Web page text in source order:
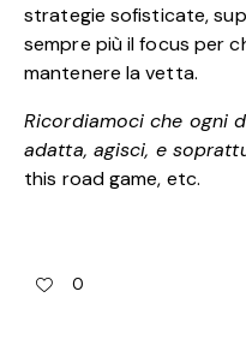
strategie sofisticate,
sempre più il focus per
mantenere la vetta.
Ricordiamoci che ogni
adatta, agisci, e
this road game, etc.
0